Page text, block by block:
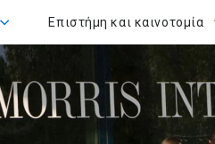
Επιστήμη και καινοτομία